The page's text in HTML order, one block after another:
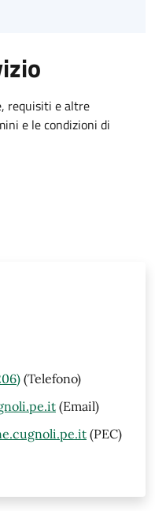
requisiti e altre
e le condizioni di
(Telefono)
(Email)
(PEC)